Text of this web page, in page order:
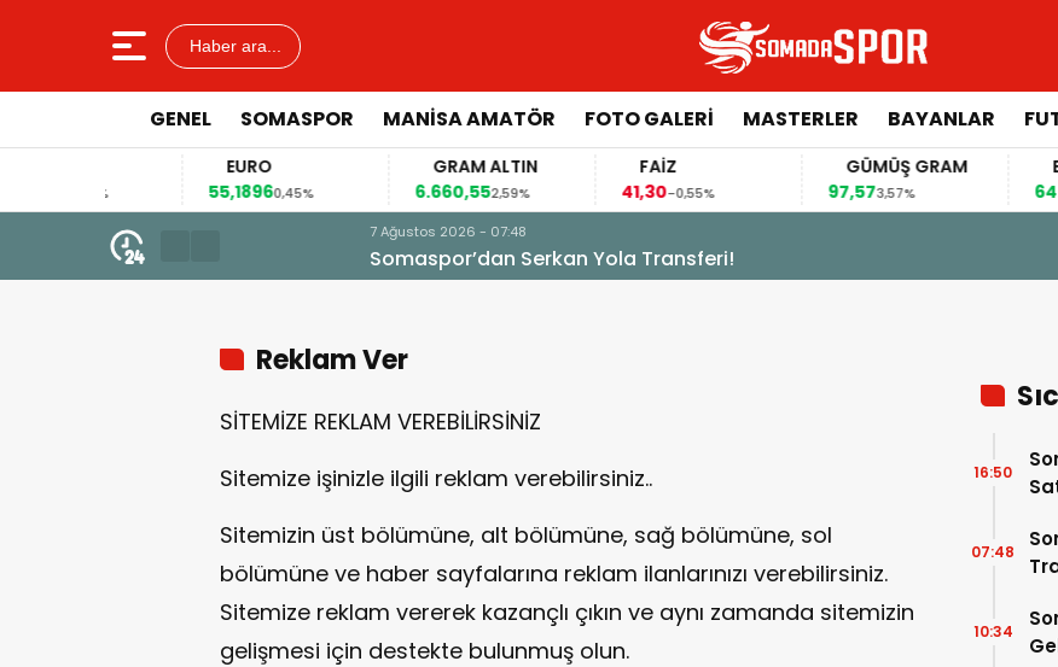
Haber ara...
GENEL SOMASPOR MANISA AMATÖR FOTO GALERI MASTERLER BAYANLAR
EURO
55,18960,45%
GRAM ALTIN
6.660,552,59%
FAİZ
41,30-0,55%
GÜMÜŞ GRAM
97,573,57%
7 Ağustos 2026 - 07:48
Somaspor’dan Serkan Yola Transferi!
Reklam Ver
SİTEMİZE REKLAM VEREBİLİRSİNİZ
Sitemize işinizle ilgili reklam verebilirsiniz..
Sitemizin üst bölümüne, alt bölümüne, sağ bölümüne, sol
bölümüne ve haber sayfalarına reklam ilanlarınızı verebilirsiniz.
Sitemize reklam vererek kazançlı çıkın ve aynı zamanda sitemizin
gelişmesi için destekte bulunmuş olun.
16:50
07:48
10:34